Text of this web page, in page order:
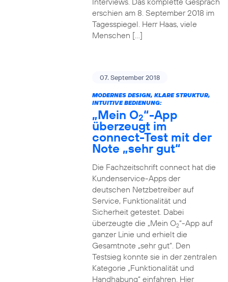
erschien am 8. September 2018 im
Tagesspiegel. Herr Haas, viele
Menschen […]
07. September 2018
MODERNES DESIGN, KLARE STRUKTUR,
INTUITIVE BEDIENUNG:
„Mein O2“-App
überzeugt im
connect-Test mit der
Note „sehr gut“
Die Fachzeitschrift connect hat die
Kundenservice-Apps der
deutschen Netzbetreiber auf
Service, Funktionalität und
Sicherheit getestet. Dabei
überzeugte die „Mein O2“-App auf
ganzer Linie und erhielt die
Gesamtnote „sehr gut“. Den
Testsieg konnte sie in der zentralen
Kategorie „Funktionalität und
Handhabung“ einfahren. Hier